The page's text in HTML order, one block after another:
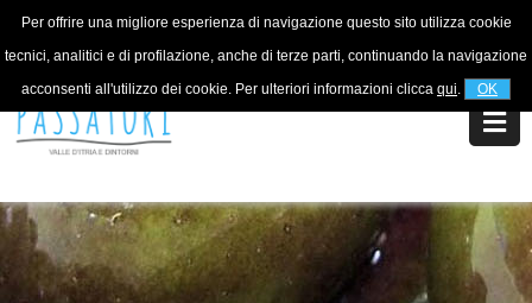
Per offrire una migliore esperienza di navigazione questo sito utilizza cookie
tecnici, analitici e di profilazione, anche di terze parti, continuando la navigazione
acconsenti all'utilizzo dei cookie. Per ulteriori informazioni clicca qui. OK
Per informazioni+39 320 5753268